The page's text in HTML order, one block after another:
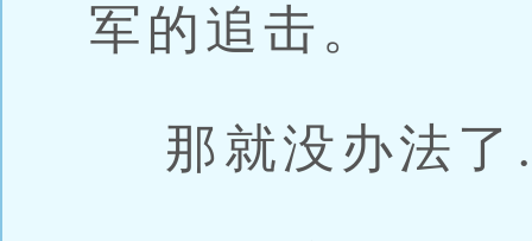
军的追击。
那就没办法